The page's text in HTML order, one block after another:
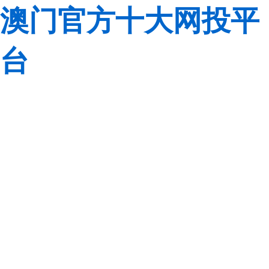
澳门官方十大网投平
台